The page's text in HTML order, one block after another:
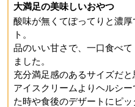
大満足の美味しいおやつ
酸味が無くてぽってりと濃
ト。
品のいい甘さで、一口食べ
ました。
充分満足感のあるサイズだと
アイスクリームよりヘルシ
た時や食後のデザートにピッ